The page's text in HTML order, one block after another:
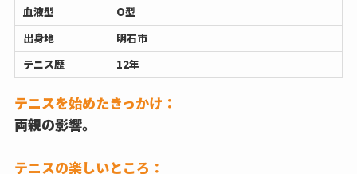
血液型
O型
出身地
明石市
テニス歴
12年
テニスを始めたきっかけ：
両親の影響。
テニスの楽しいところ：